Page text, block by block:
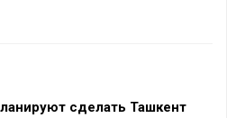
сделать Ташкент